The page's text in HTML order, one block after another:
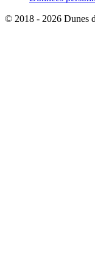
© 2018 - 2026 Dunes